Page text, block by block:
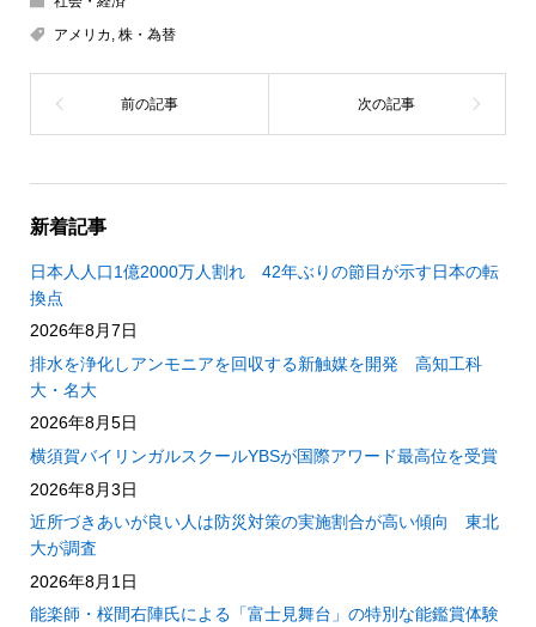
アメリカ 株・為替
新着記事
日本人人口1億2000万人割れ 42年ぶりの節目が示す日本の転
換点
2026年8月7日
排水を浄化しアンモニアを回収する新触媒を開発 高知工科
大・名大
2026年8月5日
横須賀バイリンガルスクールYBSが国際アワード最高位を受賞
2026年8月3日
近所づきあいが良い人は防災対策の実施割合が高い傾向 東北
大が調査
2026年8月1日
能楽師・桜間右陣氏による「富士見舞台」の特別な能鑑賞体験